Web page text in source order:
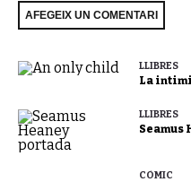
LLIBRES
La
LLIBRES
Seamus
CÒMIC